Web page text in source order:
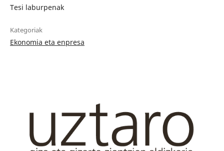
Tesi laburpenak
Kategoriak
Ekonomia eta enpresa